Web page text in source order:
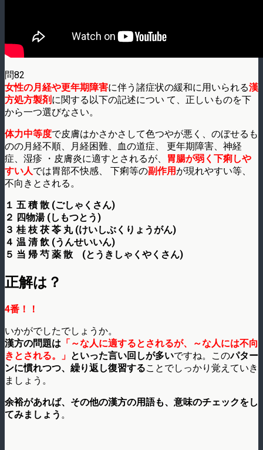
問82
女性の月経や更年期障害に伴う諸症状の緩和に用いられる漢
方処方製剤 に関する以下の記述につい て、正しいものを下
から一つ選びなさい。
体力中等度で皮膚はかさかさして色つやが悪く、のぼせるも
のの月経不順、月経困難、血の道症、 更年期障害、神経
症、湿疹 ・皮膚炎に適すとされるが、
胃腸が弱く下痢しや
すい人では胃部不快感、 下痢等の副作用 が現れやすい等、
不向きとされる。
１ 五 積 散 (ごしゃくさん)
２ 四物湯 (しもつとう)
３ 桂 枝 茯 苓 丸 (けいしぶくりょうがん)
４ 温 清 飲 (うんせいいん)
５ 当 帰 芍 薬 散 (とうきしゃくやくさん)
正解は？
4番！！
いかがでしたでしょうか。
漢方の問題は 「～な人に適するとされるが、～な人には不向
きとされる。」 といった言い回しが多いですね。このパター
ンに慣れつつ、繰り返し復習することでしっかり覚えていき
ましょう。
余裕があれば、その他の漢方の用語も、意味のチェックをし
てみましょう 。